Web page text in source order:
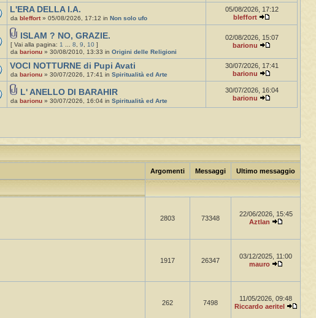
L'ERA DELLA I.A.
da bleffort» 05/08/2026, 17:12 in Non solo ufo
05/08/2026, 17:12
bleffort
ISLAM ? NO, GRAZIE.
[ Vai alla pagina: 1 ... 8, 9, 10 ]
da barionu » 30/08/2010, 13:33 in Origini delle Religioni
02/08/2026, 15:07
barionu
VOCI NOTTURNE di Pupi Avati
da barionu » 30/07/2026, 17:41 in Spiritualità ed Arte
30/07/2026, 17:41
barionu
L' ANELLO DI BARAHIR
da barionu » 30/07/2026, 16:04 in Spiritualità ed Arte
30/07/2026, 16:04
barionu
Argomenti Messaggi Ultimo messaggio
2803 73348
22/06/2026, 15:45
Aztlan
1917 26347
03/12/2025, 11:00
mauro
262 7498
11/05/2026, 09:48
Riccardo aeritel